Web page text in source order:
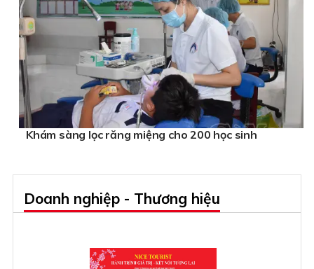
Khám sàng lọc răng miệng cho 200 học sinh
Doanh nghiệp - Thương hiệu